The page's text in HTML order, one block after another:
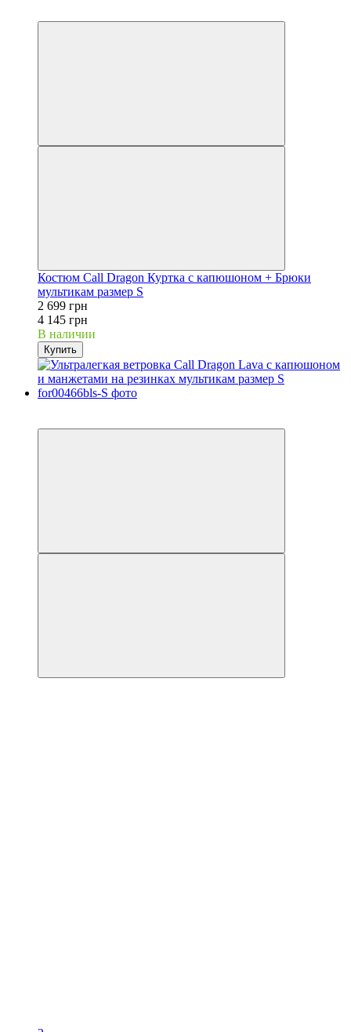
Костюм Call Dragon Куртка с капюшоном + Брюки
мультикам размер S
2 699 грн
4 145 грн
В наличии
Купить